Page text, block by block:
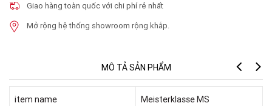
Giao hàng toàn quốc với chi phí rẻ nhất
Mở rộng hệ thống showroom rộng khắp.
MÔ TẢ SẢN PHẨM
item name Meisterklasse MS